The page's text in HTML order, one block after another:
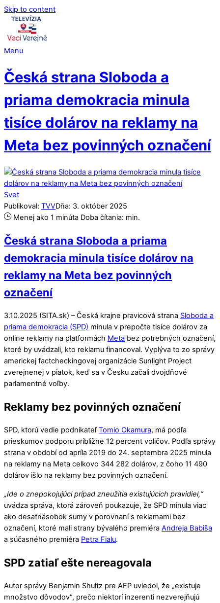
Skip to content
Menu
Česká strana Sloboda a
priama demokracia minula
tisíce dolárov na reklamy na
Meta bez povinných označení
Svet
Publikoval: TVVDňa: 3. október 2025
Menej ako 1 minúta Doba čítania: min.
Česká strana Sloboda a priama
demokracia minula tisíce dolárov na
reklamy na Meta bez povinných
označení
3.10.2025 (SITA.sk) – Česká krajne pravicová strana Sloboda a
priama demokracia (SPD) minula v prepočte tisíce dolárov za
online reklamy na platformách Meta bez potrebných označení,
ktoré by uvádzali, kto reklamu financoval. Vyplýva to zo správy
americkej factcheckingovej organizácie Sunlight Project
zverejnenej v piatok, keď sa v Česku začali dvojdňové
parlamentné voľby.
Reklamy bez povinných označení
SPD, ktorú vedie podnikateľTomio Okamura, má podľa
prieskumov podporu približne 12 percent voličov. Podľa správy
strana v období od apríla 2019 do 24. septembra 2025 minula
na reklamy na Meta celkovo 344 282 dolárov, z čoho 11 490
dolárov išlo na reklamy bez povinných označení.
„Ide o znepokojujúci prípad zneužitia existujúcich pravidiel,“
uvádza správa, ktorá zároveň poukazuje, že SPD minula viac
ako desaťnásobok sumy v porovnaní s reklamami bez
označení, ktoré mali strany bývalého premiéra Andreja Babiša
a súčasného premiéra Petra Fialu.
SPD zatiaľ ešte nereagovala
Autor správy Benjamin Shultz pre AFP uviedol, že „existuje
množstvo dôvodov“, prečo niektorí inzerenti nezverejňujú